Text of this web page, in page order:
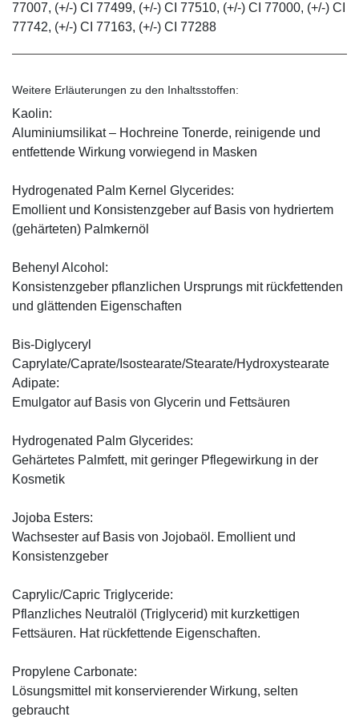
77007, (+/-) CI 77499, (+/-) CI 77510, (+/-) CI 77000, (+/-) CI
77742, (+/-) CI 77163, (+/-) CI 77288
Weitere Erläuterungen zu den Inhaltsstoffen:
Kaolin:
Aluminiumsilikat – Hochreine Tonerde, reinigende und
entfettende Wirkung vorwiegend in Masken
Hydrogenated Palm Kernel Glycerides:
Emollient und Konsistenzgeber auf Basis von hydriertem
(gehärteten) Palmkernöl
Behenyl Alcohol:
Konsistenzgeber pflanzlichen Ursprungs mit rückfettenden
und glättenden Eigenschaften
Bis-Diglyceryl
Caprylate/Caprate/Isostearate/Stearate/Hydroxystearate
Adipate:
Emulgator auf Basis von Glycerin und Fettsäuren
Hydrogenated Palm Glycerides:
Gehärtetes Palmfett, mit geringer Pflegewirkung in der
Kosmetik
Jojoba Esters:
Wachsester auf Basis von Jojobaöl. Emollient und
Konsistenzgeber
Caprylic/Capric Triglyceride:
Pflanzliches Neutralöl (Triglycerid) mit kurzkettigen
Fettsäuren. Hat rückfettende Eigenschaften.
Propylene Carbonate:
Lösungsmittel mit konservierender Wirkung, selten
gebraucht